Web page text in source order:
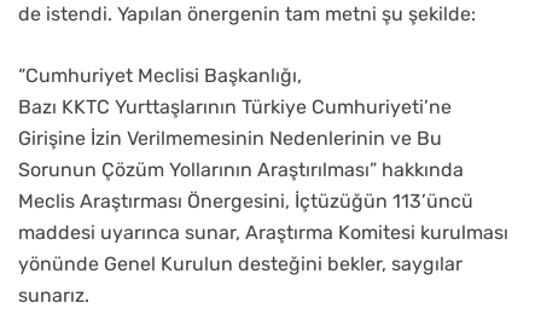
de istendi. Yapılan önergenin tam metni şu şekilde:
“Cumhuriyet Meclisi Başkanlığı,
Bazı KKTC Yurttaşlarının Türkiye Cumhuriyeti’ne
Girişine İzin Verilmemesinin Nedenlerinin ve Bu
Sorunun Çözüm Yollarının Araştırılması” hakkında
Meclis Araştırması Önergesini, İçtüzüğün 113’üncü
maddesi uyarınca sunar, Araştırma Komitesi kurulması
yönünde Genel Kurulun desteğini bekler, saygılar
sunarız.